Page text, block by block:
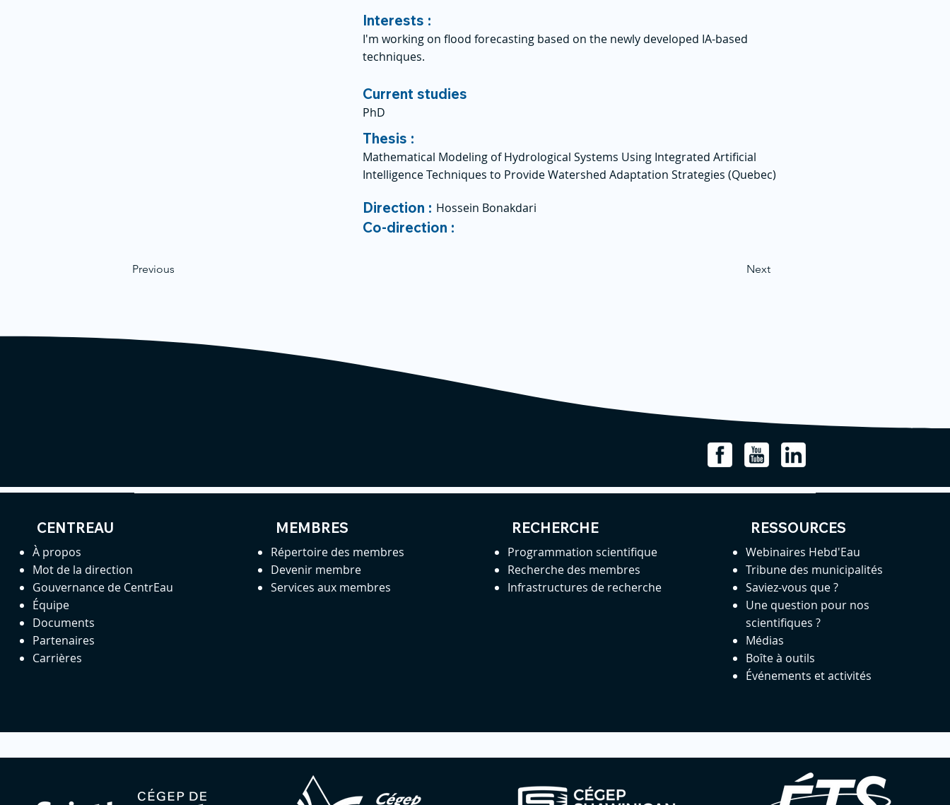
Interests :
I'm working on flood forecasting based on the newly developed IA-based
techniques.
Current studies
PhD
Thesis :
Mathematical Modeling of Hydrological Systems Using Integrated Artificial
Intelligence Techniques to Provide Watershed Adaptation Strategies (Quebec)
Previous
Direction : Hossein Bonakdari
Co-direction :
Next
CENTREAU
À propos
Mot de la direction
Gouvernance de CentrEau
Équipe
Documents
Partenaires
Carrières
MEMBRES
Répertoire des membres
Devenir membre
Services aux membres
RECHERCHE
Programmation scientifique
Recherche des membres
Infrastructures de recherche
RESSOURCES
Webinaires Hebd'Eau
Tribune des municipalités
Saviez-vous que ?
Une question pour nos
scientifiques ?
Médias
Boîte à outils
Événements et activités